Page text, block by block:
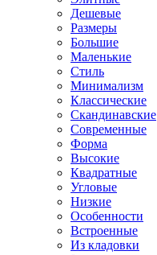
Дешевые
Размеры
Большие
Маленькие
Стиль
Минимализм
Классические
Скандинавские
Современные
Форма
Высокие
Квадратные
Угловые
Низкие
Особенности
Встроенные
Из кладовки